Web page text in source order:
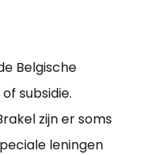
Belgische
subsidie.
zijn er soms
leningen